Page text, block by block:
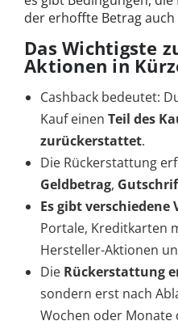
der erhoffte Betrag
Das Wichtigste
Aktionen in
Cashback bedeutet:
Kauf einen Teil des
zurückerstattet.
Die Rückerstattung
Geldbetrag,
Es gibt verschiedene
Portale, Kreditkarten
Hersteller-Aktionen
Die Rückerstattung
sondern erst nach
Wochen oder Monate